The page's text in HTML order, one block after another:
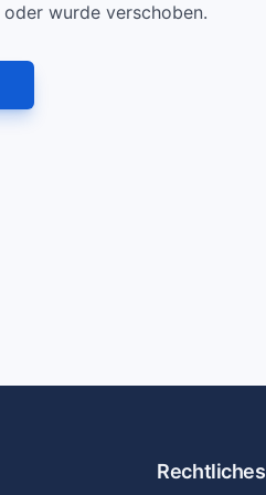
wurde verschoben.
Rechtliches